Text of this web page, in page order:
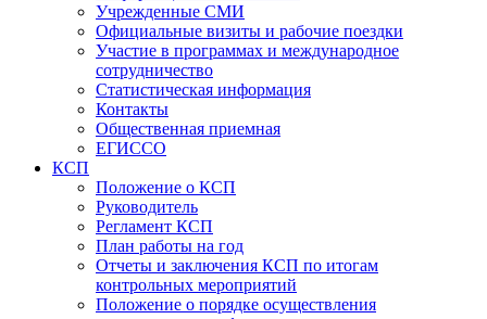
Учрежденные СМИ
Официальные визиты и рабочие поездки
Участие в программах и международное
сотрудничество
Статистическая информация
Контакты
Общественная приемная
ЕГИССО
КСП
Положение о КСП
Руководитель
Регламент КСП
План работы на год
Отчеты и заключения КСП по итогам
контрольных мероприятий
Положение о порядке осуществления